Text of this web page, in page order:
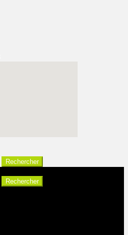
Rechercher